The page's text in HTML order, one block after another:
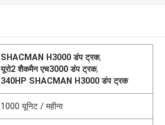
SHACMAN H3000 डंप ट्रक,
यूरो2 शैकमैन एच3000 डंप ट्रक,
340HP SHACMAN H3000 डंप ट्रक
1000 यूनिट / महीना